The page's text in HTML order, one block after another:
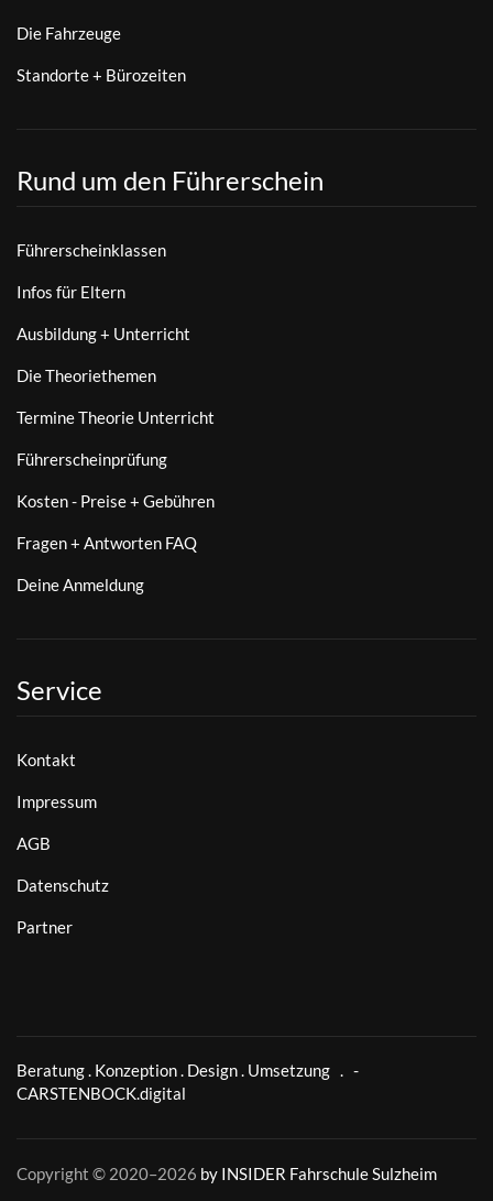
Die Fahrzeuge
Standorte + Bürozeiten
Rund um den Führerschein
Führerscheinklassen
Infos für Eltern
Ausbildung + Unterricht
Die Theoriethemen
Termine Theorie Unterricht
Führerscheinprüfung
Kosten - Preise + Gebühren
Fragen + Antworten FAQ
Deine Anmeldung
Service
Kontakt
Impressum
AGB
Datenschutz
Partner
Beratung . Konzeption . Design . Umsetzung . -
CARSTENBOCK.digital
Copyright © 2020–2026 by INSIDER Fahrschule Sulzheim